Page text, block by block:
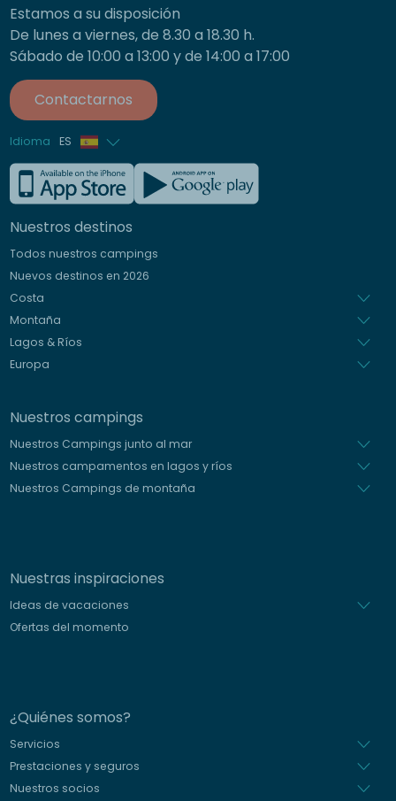
Estamos a su disposición
De lunes a viernes, de 8.30 a 18.30 h.
Sábado de 10:00 a 13:00 y de 14:00 a 17:00
Contactarnos
Idioma ES
Francés
Inglés
Alemán
Nuestros destinos
Todos nuestros campings
Nuevos destinos en 2026
Costa
Montaña
Lagos & Ríos
Europa
Nuestros campings
Nuestros Campings junto al mar
Nuestros campamentos en lagos y ríos
Nuestros Campings de montaña
Nuestras inspiraciones
Ideas de vacaciones
Ofertas del momento
¿Quiénes somos?
Servicios
Prestaciones y seguros
Nuestros socios